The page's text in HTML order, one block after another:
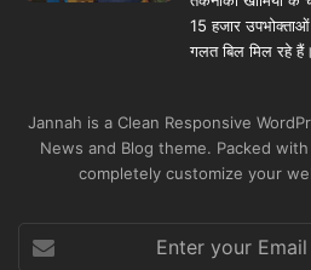
Jannah is a Clean Responsive
News and Blog theme. Packed
completely customize your
your